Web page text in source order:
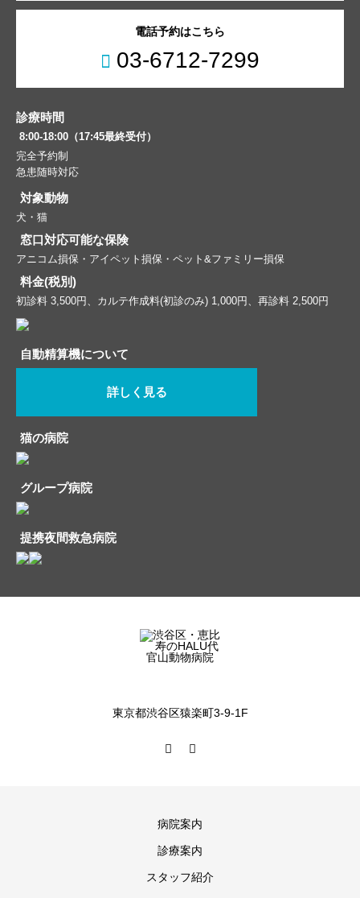
電話予約はこちら
03-6712-7299
診療時間
8:00-18:00（17:45最終受付）
完全予約制
急患随時対応
対象動物
犬・猫
窓口対応可能な保険
アニコム損保・アイペット損保・ペット&ファミリー損保
料金(税別)
初診料 3,500円、カルテ作成料(初診のみ) 1,000円、再診料 2,500円
自動精算機について
詳しく見る
猫の病院
グループ病院
提携夜間救急病院
東京都渋谷区猿楽町3-9-1F
病院案内
診療案内
スタッフ紹介